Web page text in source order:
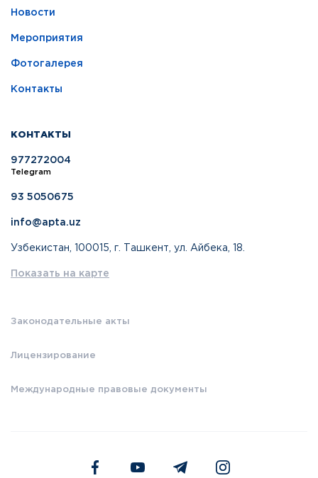
Новости
Мероприятия
Фотогалерея
Контакты
КОНТАКТЫ
977272004
Telegram
93 5050675
info@apta.uz
Узбекистан, 100015, г. Ташкент, ул. Айбека, 18.
Показать на карте
Законодательные акты
Лицензирование
Международные правовые документы